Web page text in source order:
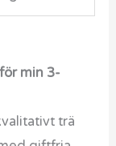
min 3-
trä